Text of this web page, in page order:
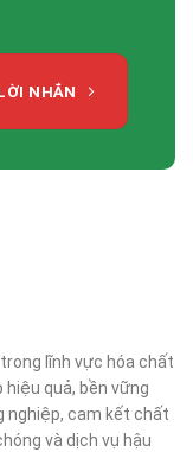
NHẮN
lĩnh vực hóa chất
quả, bền vững
nghiệp, cam kết chất
và dịch vụ hậu